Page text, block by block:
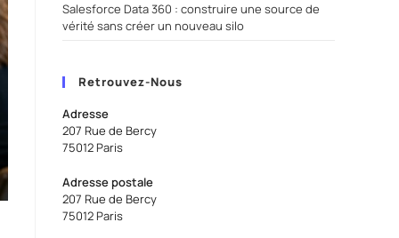
Salesforce Data 360 : construire une source de
vérité sans créer un nouveau silo
Retrouvez-Nous
Adresse
207 Rue de Bercy
75012 Paris
Adresse postale
207 Rue de Bercy
75012 Paris